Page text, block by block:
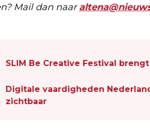
Mail dan naar
SLIM Be Creative Festival
Digitale vaardigheden
zichtbaar